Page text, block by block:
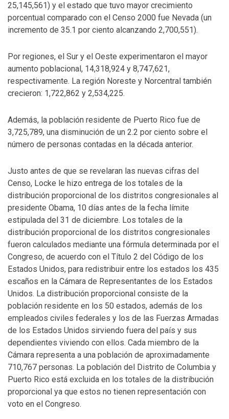
25,145,561) y el estado que tuvo mayor crecimiento
porcentual comparado con el Censo 2000 fue Nevada (un
incremento de 35.1 por ciento alcanzando 2,700,551).
Por regiones, el Sur y el Oeste experimentaron el mayor
aumento poblacional, 14,318,924 y 8,747,621,
respectivamente. La región Noreste y Norcentral también
crecieron: 1,722,862 y 2,534,225.
Además, la población residente de Puerto Rico fue de
3,725,789, una disminución de un 2.2 por ciento sobre el
número de personas contadas en la década anterior.
Justo antes de que se revelaran las nuevas cifras del
Censo, Locke le hizo entrega de los totales de la
distribución proporcional de los distritos congresionales al
presidente Obama, 10 días antes de la fecha límite
estipulada del 31 de diciembre. Los totales de la
distribución proporcional de los distritos congresionales
fueron calculados mediante una fórmula determinada por el
Congreso, de acuerdo con el Título 2 del Código de los
Estados Unidos, para redistribuir entre los estados los 435
escaños en la Cámara de Representantes de los Estados
Unidos. La distribución proporcional consiste de la
población residente en los 50 estados, además de los
empleados civiles federales y los de las Fuerzas Armadas
de los Estados Unidos sirviendo fuera del país y sus
dependientes viviendo con ellos. Cada miembro de la
Cámara representa a una población de aproximadamente
710,767 personas. La población del Distrito de Columbia y
Puerto Rico está excluida en los totales de la distribución
proporcional ya que estos no tienen representación con
voto en el Congreso.